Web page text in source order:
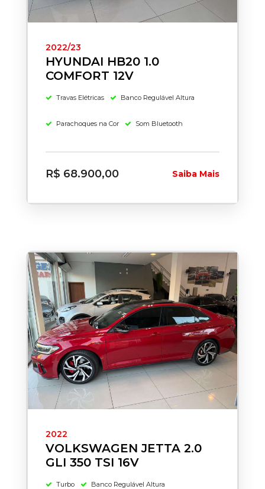
2022/23
HYUNDAI HB20 1.0
COMFORT 12V
Travas Elétricas Banco Regulável Altura
Parachoques na Cor Som Bluetooth
R$ 68.900,00 Saiba Mais
2022
VOLKSWAGEN JETTA 2.0
GLI 350 TSI 16V
Turbo Banco Regulável Altura